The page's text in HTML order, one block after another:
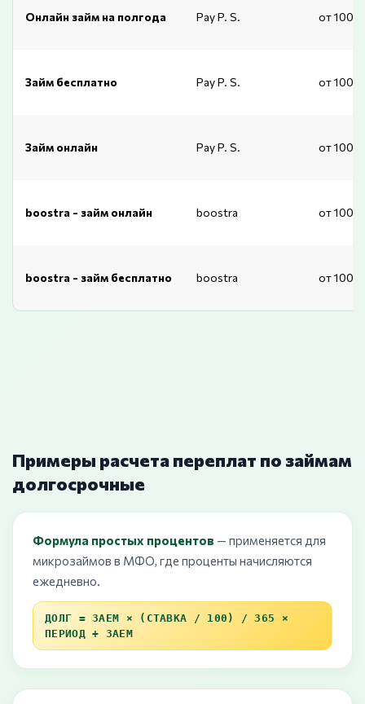
Онлайн займ на полгода Pay P. S. от 1000
Займ бесплатно Pay P. S. от 1000
Займ онлайн Pay P. S. от
boostra - займ онлайн boostra от
boostra - займ бесплатно boostra от
Примеры расчета переплат по займам
долгосрочные
Формула простых процентов — применяется для
микрозаймов в МФО, где проценты начисляются
ежедневно.
ДОЛГ = ЗАЕМ × (СТАВКА / 100) / 365 ×
ПЕРИОД + ЗАЕМ